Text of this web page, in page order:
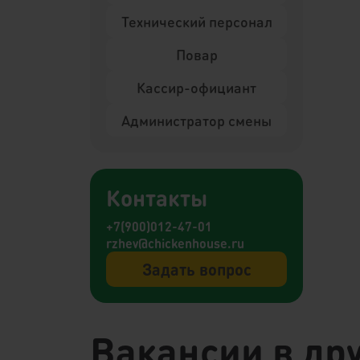
Технический персонал
Повар
Кассир-официант
Администратор смены
Контакты
+7(900)012-47-01
rzhev@chickenhouse.ru
Задать вопрос
Вакансии в